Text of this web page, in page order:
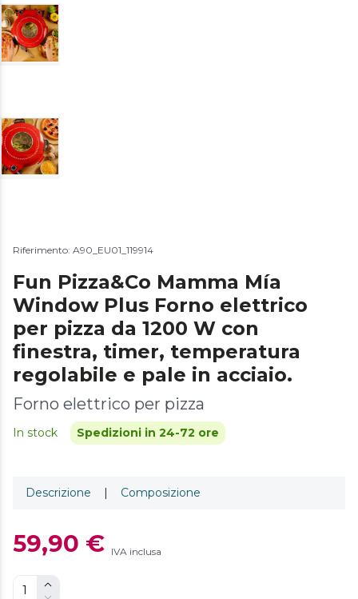
Riferimento: A90_EU01_119914
Fun Pizza&Co Mamma Mía
Window Plus Forno elettrico
per pizza da 1200 W con
finestra, timer, temperatura
regolabile e pale in acciaio.
Forno elettrico per pizza
In stock Spedizioni in 24-72 ore
Descrizione | Composizione
59,90 € IVA inclusa